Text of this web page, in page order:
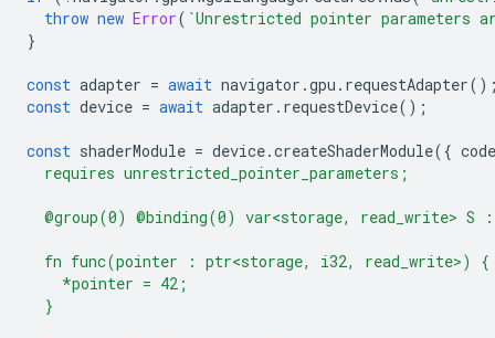
throw new Error( `Unrestricted pointer parameters
}
const adapter = await navigator .gpu . requestAdapter
const device = await adapter . requestDevice();
const shaderModule = device.createShaderModule({ code
  requires unrestricted_pointer_parameters;
@group(0) @binding(0) var<storage, read_write> S
  fn func(pointer : ptr<storage, i32, read_write>) {
    *pointer = 42;
  }